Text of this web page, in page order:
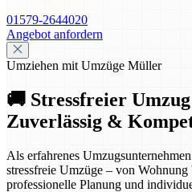
01579-2644020
Angebot anfordern
Umziehen mit Umzüge Müller
🚚 Stressfreier
Zuverlässig &
Als erfahrenes
stressfreie Umzüge – von
professionelle Planung und